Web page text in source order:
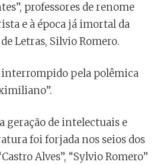
professores de renome
e à época já imortal da
Letras, Silvio Romero.
pela polêmica
geração de intelectuais e
foi forjada nos seios dos
Alves”, “Sylvio Romero”